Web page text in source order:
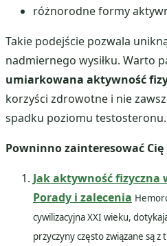
różnorodne formy
Takie podejście pozwala
nadmiernego wysiłku. Warto
umiarkowana aktywność
korzyści zdrowotne i nie
spadku poziomu testosteronu.
Powninno zainteresować
Jak aktywność fizyczna
Porady i zalecenia
cywilizacyjna XXI wieku,
przyczyny często związane są z